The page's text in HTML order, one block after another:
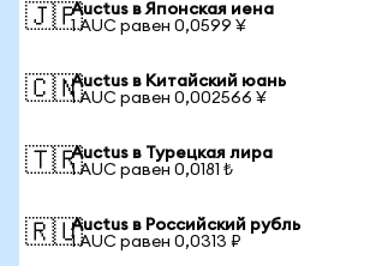
🇯🇵Auctus в Японская иена
1 AUC равен 0,0599 ¥
🇨🇳Auctus в Китайский юань
1 AUC равен 0,002566 ¥
🇹🇷Auctus в Турецкая лира
1 AUC равен 0,0181 ₺
🇷🇺Auctus в Российский рубль
1 AUC равен 0,0313 ₽